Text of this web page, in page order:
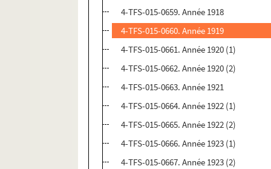
4-TFS-015-0659. Année 1918
4-TFS-015-0660. Année 1919
4-TFS-015-0661. Année 1920 (1)
4-TFS-015-0662. Année 1920 (2)
4-TFS-015-0663. Année 1921
4-TFS-015-0664. Année 1922 (1)
4-TFS-015-0665. Année 1922 (2)
4-TFS-015-0666. Année 1923 (1)
4-TFS-015-0667. Année 1923 (2)